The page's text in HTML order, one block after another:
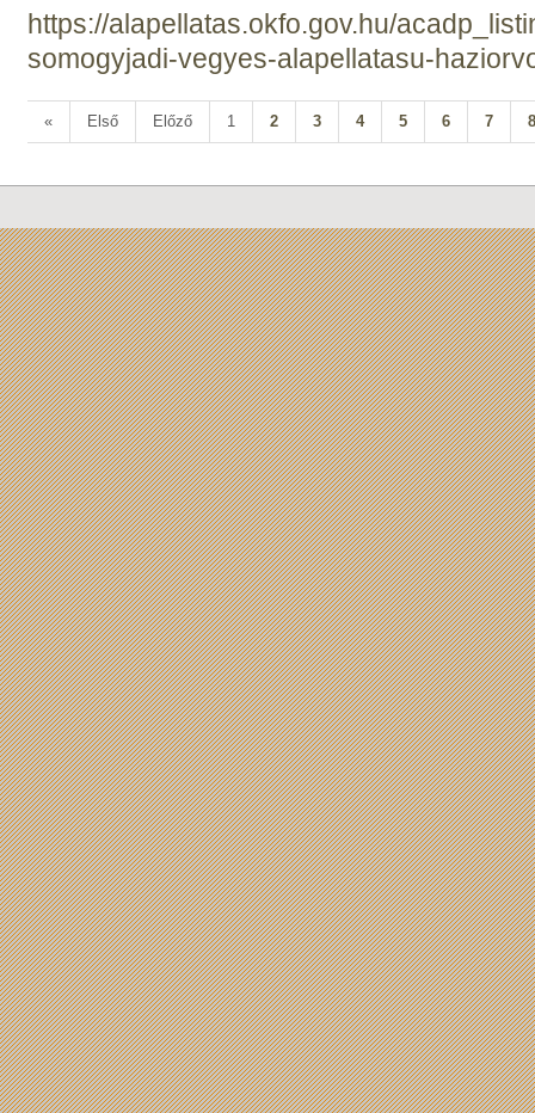
https://alapellatas.okfo.gov.hu/
somogyjadi-vegyes-alapellatasu-
« Első Előző 1 2 3 4 5 6 7 8